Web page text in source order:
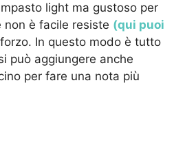
light ma gustoso per
è facile resiste (qui puoi
In questo modo è tutto
può aggiungere anche
per fare una nota più